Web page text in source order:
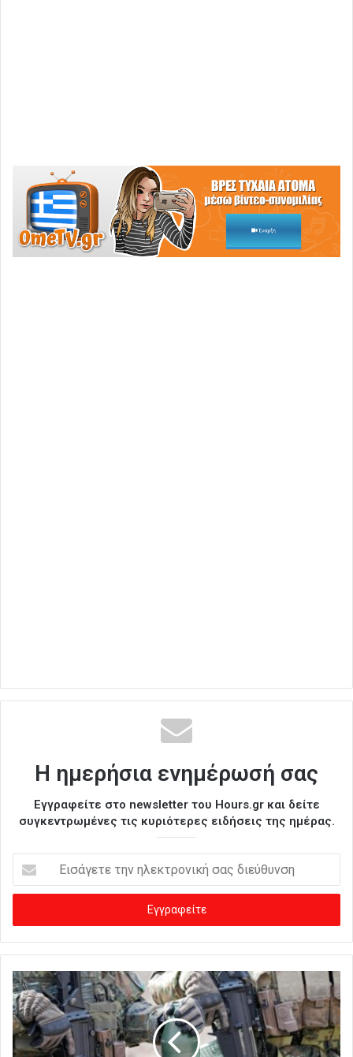
Η ημερήσια ενημέρωσή σας
Εγγραφείτε στο newsletter του Hours.gr και δείτε
συγκεντρωμένες τις κυριότερες ειδήσεις της ημέρας.
σ
γ
ε
ε
τ
η
ν
η